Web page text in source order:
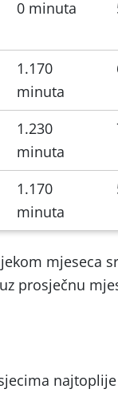
0 minuta
1.170
minuta
1.230
minuta
1.170
minuta
mjeseca
prosječnu